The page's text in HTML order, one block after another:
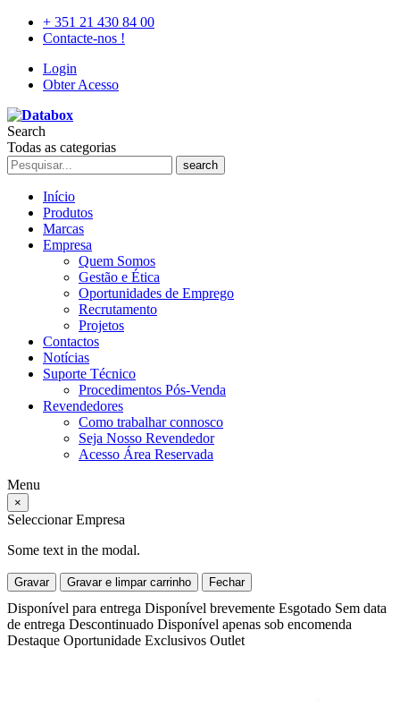
+ 351 21 430 84 00
Contacte-nos !
Login
Obter Acesso
Search
Todas as categorias
search
Início
Produtos
Marcas
Empresa
Quem Somos
Gestão e Ética
Oportunidades de Emprego
Recrutamento
Projetos
Contactos
Notícias
Suporte Técnico
Procedimentos Pós-Venda
Revendedores
Como trabalhar connosco
Seja Nosso Revendedor
Acesso Área Reservada
Menu
×
Seleccionar Empresa
Some text in the modal.
Gravar Gravar e limpar carrinho Fechar
Disponível para entrega Disponível brevemente Esgotado Sem data
de entrega Descontinuado Disponível apenas sob encomenda
Destaque Oportunidade Exclusivos Outlet